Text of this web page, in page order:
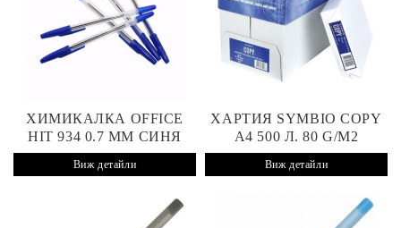
ХИМИКАЛКА OFFICE
HIT 934 0.7 MM СИНЯ
Виж детайли
ХАРТИЯ SYMBIO COPY
A4 500 Л. 80 G/M2
Виж детайли